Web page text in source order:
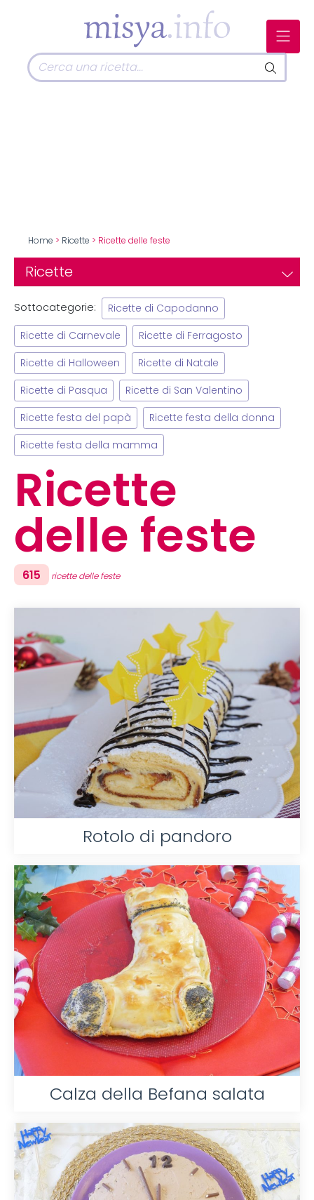
Home > Ricette > Ricette delle feste
Ricette
Sottocategorie: Ricette di Capodanno
Ricette di Carnevale Ricette di Ferragosto
Ricette di Halloween Ricette di Natale
Ricette di Pasqua Ricette di San Valentino
Ricette festa del papà Ricette festa della donna
Ricette festa della mamma
Ricette
delle feste
615 ricette delle feste
Rotolo di pandoro
Calza della Befana salata